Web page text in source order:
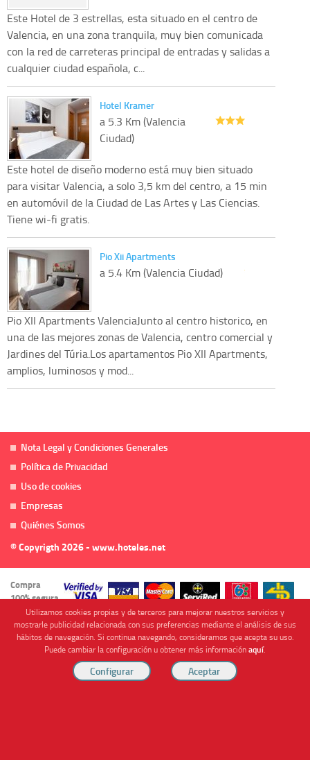
Este Hotel de 3 estrellas, esta situado en el centro de
Valencia, en una zona tranquila, muy bien comunicada
con la red de carreteras principal de entradas y salidas a
cualquier ciudad española, c...
Hotel Kramer
a 5.3 Km (Valencia
Ciudad)
Este hotel de diseño moderno está muy bien situado
para visitar Valencia, a solo 3,5 km del centro, a 15 min
en automóvil de la Ciudad de Las Artes y Las Ciencias.
Tiene wi-fi gratis.
Pio Xii Apartments
a 5.4 Km (Valencia Ciudad)
Pio XII Apartments ValenciaJunto al centro historico, en
una de las mejores zonas de Valencia, centro comercial y
Jardines del Túria.Los apartamentos Pio XII Apartments,
amplios, luminosos y mod...
Nota Legal y Condiciones Generales
Política de Privacidad
Uso de cookies
Empresas
Quiénes Somos
© Copyrigth 2026 - www.hoteles.net
Compra
100% segura
Cofinanciado por
Utilizamos cookies propias y de terceros para mejorar nuestros servicios y
mostrarle publicidad relacionada con sus preferencias mediante el análisis de sus
hábitos de navegación. Si continua navegando, consideramos que acepta su uso.
Puede cambiar la configuración u obtener más informaciónaquí.